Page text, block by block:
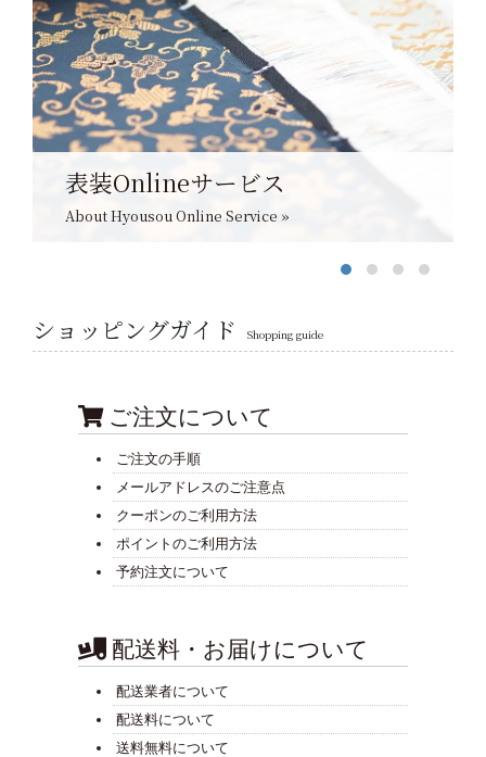
表装Onlineサービス
About Hyousou Online Service »
ショッピングガイド Shopping guide
ご注文について
ご注文の手順
メールアドレスのご注意点
クーポンのご利用方法
ポイントのご利用方法
予約注文について
配送料・お届けについて
配送業者について
配送料について
送料無料について